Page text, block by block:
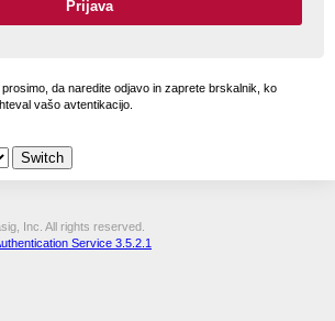
da naredite odjavo in zaprete brskalnik, ko
vašo avtentikacijo.
Inc. All rights reserved.
Service 3.5.2.1